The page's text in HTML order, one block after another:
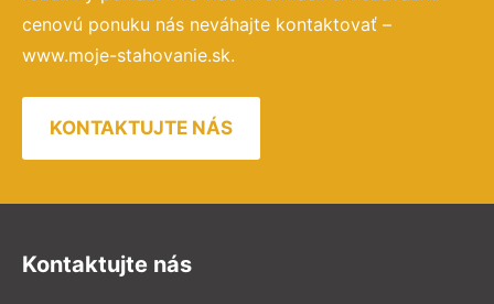
cenovú ponuku nás neváhajte kontaktovať –
www.moje-stahovanie.sk.
KONTAKTUJTE NÁS
Kontaktujte nás